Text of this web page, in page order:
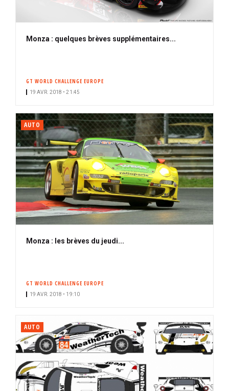
Monza : quelques brèves supplémentaires...
GT WORLD CHALLENGE EUROPE
19 AVR. 2018 • 21:45
AUTO
Monza : les brèves du jeudi...
GT WORLD CHALLENGE EUROPE
19 AVR. 2018 • 19:10
AUTO